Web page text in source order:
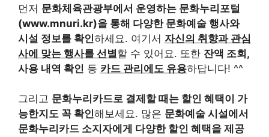
먼저 문화체육관광부에서 운영하는 문화누리포털
(www.mnuri.kr)을 통해 다양한 문화예술 행사와
시설 정보를 확인하세요. 여기서 자신의 취향과 관심
사에 맞는 행사를 선별할 수 있어요. 또한 잔액 조회,
사용 내역 확인 등 카드 관리에도 유용하답니다! ^^
그리고 문화누리카드로 결제할 때는 할인 혜택이 가
능한지도 꼭 확인해보세요. 많은 문화예술 시설에서
문화누리카드 소지자에게 다양한 할인 혜택을 제공